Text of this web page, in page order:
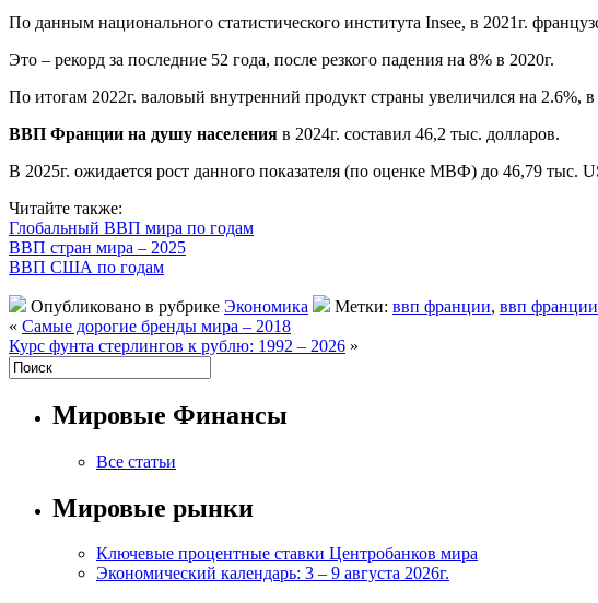
По данным национального статистического института Insee, в 2021г.
Это – рекорд за последние 52 года, после резкого падения на 8% в 2020г.
По итогам 2022г. валовый внутренний продукт страны увеличился на 2.6%, в
ВВП Франции на душу населения в 2024г. составил 46,2 тыс. долларов.
В 2025г. ожидается рост данного показателя (по оценке МВФ) до 46,79 тыс.
Читайте также:
Глобальный ВВП мира по годам
ВВП стран мира – 2025
ВВП США по годам
Опубликовано в рубрике Экономика Метки: ввп франции, ввп
« Самые дорогие бренды мира – 2018
Курс фунта стерлингов к рублю: 1992 – 2026 »
Мировые Финансы
Все статьи
Мировые рынки
Ключевые процентные ставки Центробанков мира
Экономический календарь: 3 – 9 августа 2026г.